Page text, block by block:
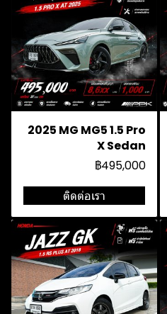
2025 MG MG5 1.5 Pro
X Sedan
฿495,000
ติดต่อเรา